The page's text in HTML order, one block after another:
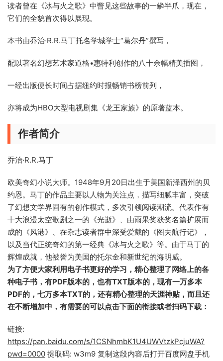
读者曾在《冰与火之歌》中瞥见这些故事的一鳞半爪，现在，
它们的全貌首次得以展现。
本书由乔治·R.R.马丁托名学城学士“葛尔丹”撰写，
配以著名幻想艺术家道格•惠特利创作的八十余幅精美插图，
一经出版便长时间占据纽约时报畅销书榜前列，
亦将成为HBO大型电视剧集《龙王家族》的原著蓝本。
作者简介
乔治·R.R.马丁
欧美奇幻小说大师。1948年9月20日出生于美国新泽西州的贝
约恩。马丁的作品主要以人物为关注点，描写细腻丰富，突破
了幻想文学界固有的创作模式，多次引领阅读潮流。代表作有
十大浪漫太空歌剧之一的《光逝》、由雨果奖获奖名篇扩展而
成的《风港》、在杂志读者群中深受爱戴的《图夫航行记》，
以及当代正统奇幻的第一经典《冰与火之歌》等。由于马丁的
辉煌成就，他被誉为美国的托尔金和新世纪的海明威。
为了方便大家利用电子书更好的学习，精心整理了网络上的各
种电子书，有PDF版本的，也有TXT版本的，现有一万多本
PDF的，七万多本TXT的，还有精心整理的天涯神贴，而且还
在不断增加中，有需要的可以点击下面的衔接或者扫码下载：
链接:
https://pan.baidu.com/s/1CSNhmbK1U4UWVtzkPcjuWA?
pwd=0000 提取码: w3m9 复制这段内容后打开百度网盘手机